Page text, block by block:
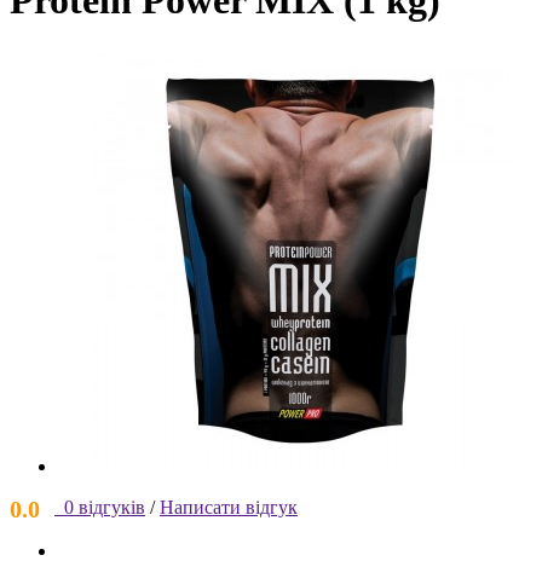
0.0 0 відгуків / Написати відгук